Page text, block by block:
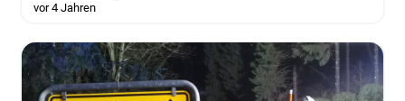
vor 4 Jahren